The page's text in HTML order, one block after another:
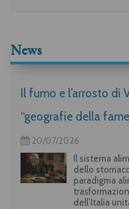
News
Il fumo e l’arrosto di
“geografie della
20/07/2026
Il sistema
dello
paradigma
dell’Italia